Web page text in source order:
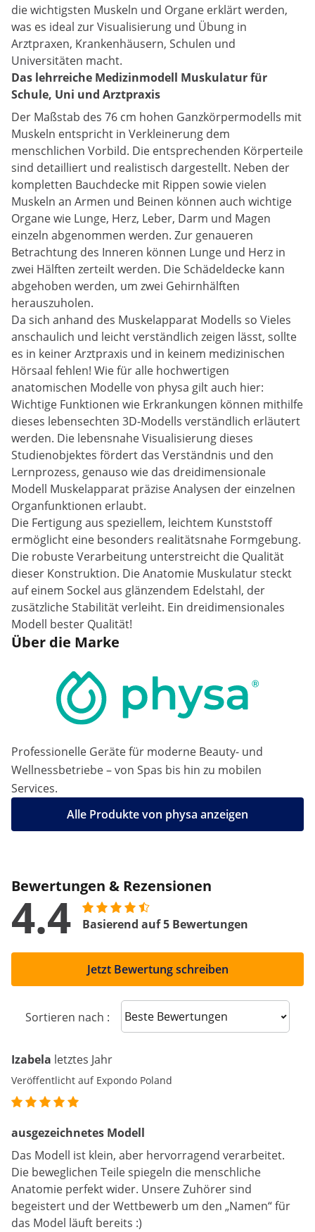
die wichtigsten Muskeln und Organe erklärt werden,
was es ideal zur Visualisierung und Übung in
Arztpraxen, Krankenhäusern, Schulen und
Universitäten macht.
Das lehrreiche Medizinmodell Muskulatur für
Schule, Uni und Arztpraxis
Der Maßstab des 76 cm hohen Ganzkörpermodells mit
Muskeln entspricht in Verkleinerung dem
menschlichen Vorbild. Die entsprechenden Körperteile
sind detailliert und realistisch dargestellt. Neben der
kompletten Bauchdecke mit Rippen sowie vielen
Muskeln an Armen und Beinen können auch wichtige
Organe wie Lunge, Herz, Leber, Darm und Magen
einzeln abgenommen werden. Zur genaueren
Betrachtung des Inneren können Lunge und Herz in
zwei Hälften zerteilt werden. Die Schädeldecke kann
abgehoben werden, um zwei Gehirnhälften
herauszuholen.
Da sich anhand des Muskelapparat Modells so Vieles
anschaulich und leicht verständlich zeigen lässt, sollte
es in keiner Arztpraxis und in keinem medizinischen
Hörsaal fehlen! Wie für alle hochwertigen
anatomischen Modelle von physa gilt auch hier:
Wichtige Funktionen wie Erkrankungen können mithilfe
dieses lebensechten 3D-Modells verständlich erläutert
werden. Die lebensnahe Visualisierung dieses
Studienobjektes fördert das Verständnis und den
Lernprozess, genauso wie das dreidimensionale
Modell Muskelapparat präzise Analysen der einzelnen
Organfunktionen erlaubt.
Die Fertigung aus speziellem, leichtem Kunststoff
ermöglicht eine besonders realitätsnahe Formgebung.
Die robuste Verarbeitung unterstreicht die Qualität
dieser Konstruktion. Die Anatomie Muskulatur steckt
auf einem Sockel aus glänzendem Edelstahl, der
zusätzliche Stabilität verleiht. Ein dreidimensionales
Modell bester Qualität!
Über die Marke
Professionelle Geräte für moderne Beauty- und
Wellnessbetriebe – von Spas bis hin zu mobilen
Services.
Alle Produkte von physa anzeigen
Bewertungen & Rezensionen
4.4 Basierend auf 5 Bewertungen
Jetzt Bewertung schreiben
Sortieren nach : Sort reviews
Izabela letztes Jahr
Veröffentlicht auf Expondo Poland
ausgezeichnetes Modell
Das Modell ist klein, aber hervorragend verarbeitet.
Die beweglichen Teile spiegeln die menschliche
Anatomie perfekt wider. Unsere Zuhörer sind
begeistert und der Wettbewerb um den „Namen“ für
das Model läuft bereits :)